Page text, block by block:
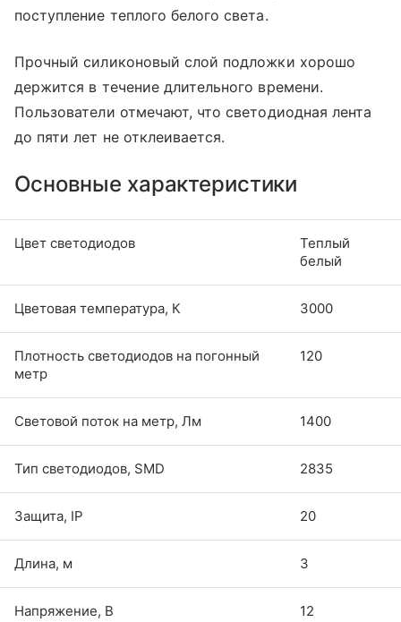
поступление теплого белого света.
Прочный силиконовый слой подложки хорошо
держится в течение длительного времени.
Пользователи отмечают, что светодиодная лента
до пяти лет не отклеивается.
Основные характеристики
Цвет светодиодов
Теплый
белый
Цветовая температура, К 3000
Плотность светодиодов на погонный
метр
120
Световой поток на метр, Лм 1400
Тип светодиодов, SMD 2835
Защита, IP 20
Длина, м 3
Напряжение, В 12